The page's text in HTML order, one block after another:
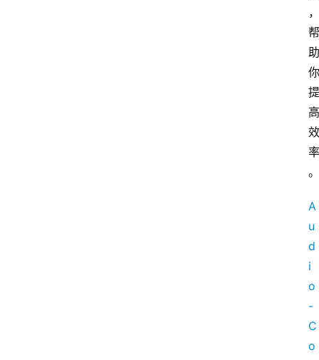
，
帮
助
你
提
高
效
率
。
A
u
d
i
o
-
C
o